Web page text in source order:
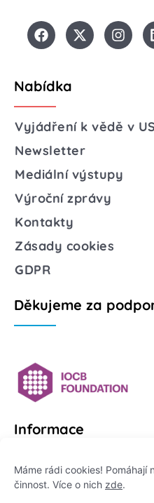
Máme rádi cookies! Pomáhají
činnost. Více o nich zde.
Nabídka
Vyjádření k vědě v
Newsletter
Mediální výstupy
Výroční zprávy
Kontakty
Zásady cookies
GDPR
Děkujeme za
Informace
Platformu Zeptej se